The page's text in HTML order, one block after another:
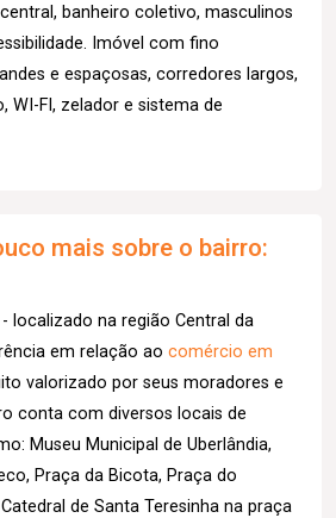
banheiro coletivo, masculinos
Imóvel com fino
e espaçosas, corredores largos,
WI-FI, zelador e sistema de
mais sobre o bairro:
localizado na região Central da
em relação ao comércio em
valorizado por seus moradores e
conta com diversos locais de
Museu Municipal de Uberlândia,
Praça da Bicota, Praça do
de Santa Teresinha na praça